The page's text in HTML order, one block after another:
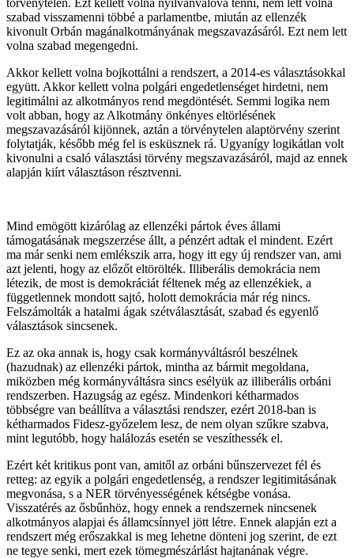
szabad visszamenni többé a parlamentbe, miután az ellenzék
kivonult Orbán magánalkotmányának megszavazásáról. Ezt nem lett
volna szabad megengedni.
Akkor kellett volna bojkottálni a rendszert, a 2014-es választásokkal
együtt. Akkor kellett volna polgári engedetlenséget hirdetni, nem
legitimálni az alkotmányos rend megdöntését. Semmi logika nem
volt abban, hogy az Alkotmány önkényes eltörlésének
megszavazásáról kijönnek, aztán a törvénytelen alaptörvény szerint
folytatják, később még fel is esküsznek rá. Ugyanígy logikátlan volt
kivonulni a csaló választási törvény megszavazásáról, majd az ennek
alapján kiírt választáson résztvenni.
Mind emögött kizárólag az ellenzéki pártok éves állami
támogatásának megszerzése állt, a pénzért adtak el mindent. Ezért
ma már senki nem emlékszik arra, hogy itt egy új rendszer van, ami
azt jelenti, hogy az előzőt eltörölték. Illiberális demokrácia nem
létezik, de most is demokráciát féltenek még az ellenzékiek, a
függetlennek mondott sajtó, holott demokrácia már rég nincs.
Felszámolták a hatalmi ágak szétválasztását, szabad és egyenlő
választások sincsenek.
Ez az oka annak is, hogy csak kormányváltásról beszélnek
(hazudnak) az ellenzéki pártok, mintha az bármit megoldana,
miközben még kormányváltásra sincs esélyük az illiberális orbáni
rendszerben. Hazugság az egész. Mindenkori kétharmados
többségre van beállítva a választási rendszer, ezért 2018-ban is
kétharmados Fidesz-győzelem lesz, de nem olyan szűkre szabva,
mint legutóbb, hogy halálozás esetén se veszíthessék el.
Ezért két kritikus pont van, amitől az orbáni bűnszervezet fél és
retteg: az egyik a polgári engedetlenség, a rendszer legitimitásának
megvonása, s a NER törvényességének kétségbe vonása.
Visszatérés az ősbűnhöz, hogy ennek a rendszernek nincsenek
alkotmányos alapjai és államcsínnyel jött létre. Ennek alapján ezt a
rendszert még erőszakkal is meg lehetne dönteni jog szerint, de ezt
ne tegye senki, mert ezek tömegmészárlást hajtanának végre.